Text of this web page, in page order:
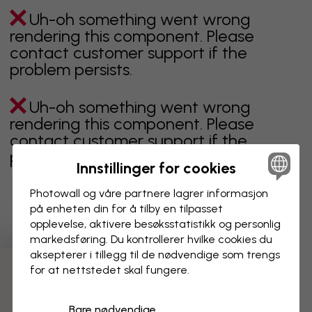
Uh-oh something went wrong
rendering this component. Please
contact customer support if the
problem persists.
Uh-oh something went wrong
rendering this component. Please
contact customer support if the
problem persists.
Viser side 1 av 2 sider
Oppdag fleire kategoriar
Innstillinger for cookies
Photowall og våre partnere lagrer informasjon
på enheten din for å tilby en tilpasset
opplevelse, aktivere besøks­statistikk og personlig
markedsføring. Du kontrollerer hvilke cookies du
aksepterer i tillegg til de nødvendige som trengs
for at nettstedet skal fungere.